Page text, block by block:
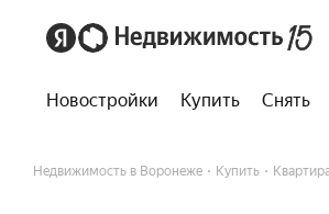
Новостройки Купить Снять
Недвижимость в Воронеже Купить